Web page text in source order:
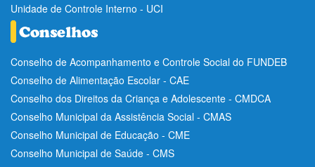
Unidade de Controle Interno - UCI
Conselho de Acompanhamento e Controle Social do FUNDEB
Conselho de Alimentação Escolar - CAE
Conselho dos Direitos da Criança e Adolescente - CMDCA
Conselho Municipal da Assistência Social - CMAS
Conselho Municipal de Educação - CME
Conselho Municipal de Saúde - CMS